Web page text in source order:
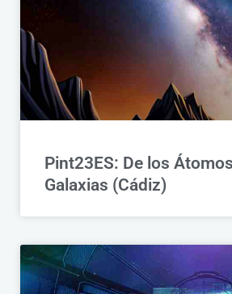
Pint23ES: De los
Galaxias (Cádiz)